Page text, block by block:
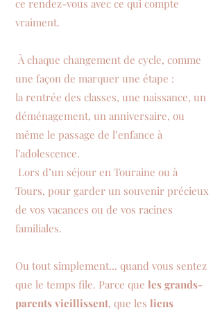
ce rendez-vous avec ce qui compte
vraiment.
À chaque changement de cycle, comme
une façon de marquer une étape :
la rentrée des classes, une naissance, un
déménagement, un anniversaire, ou
même le passage de l’enfance à
l’adolescence.
Lors d’un séjour en Touraine ou à
Tours, pour garder un souvenir précieux
de vos vacances ou de vos racines
familiales.
Ou tout simplement... quand vous sentez
que le temps file. Parce que les grands-
parents vieillissent, que les liens